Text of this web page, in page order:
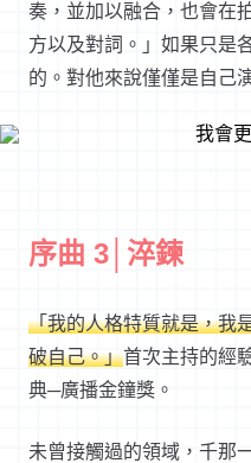
奏，並加以融合，也會在
方以及對詞。」如果只是
的。對他來說僅僅是自己
序曲 3│淬鍊
「我的人格特質就是，我
破自己。」首次主持的經
典─廣播金鐘獎。
未曾接觸過的領域，千那